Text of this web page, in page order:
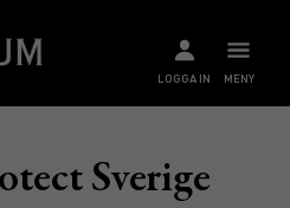
MENY
LOGGA IN
Sverige